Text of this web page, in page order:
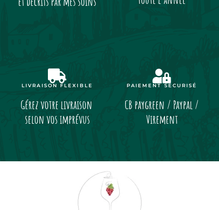
LIVRAISON FLEXIBLE
Gérez votre livraison
selon vos imprévus
PAIEMENT SÉCURISÉ
CB paygreen / Paypal /
Virement